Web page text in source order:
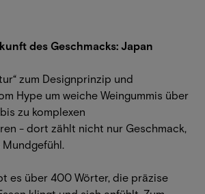
des Geschmacks: Japan
zum Designprinzip und
Hype um weiche Weingummis über
zu komplexen
- dort zählt nicht nur Geschmack,
es über 400 Wörter, die präzise